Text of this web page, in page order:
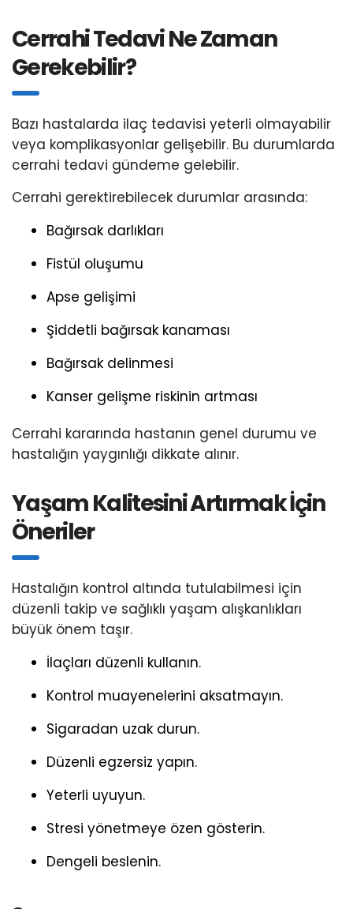
Cerrahi Tedavi Ne Zaman
Gerekebilir?
Bazı hastalarda ilaç tedavisi yeterli olmayabilir
veya komplikasyonlar gelişebilir. Bu durumlarda
cerrahi tedavi gündeme gelebilir.
Cerrahi gerektirebilecek durumlar arasında:
Bağırsak darlıkları
Fistül oluşumu
Apse gelişimi
Şiddetli bağırsak kanaması
Bağırsak delinmesi
Kanser gelişme riskinin artması
Cerrahi kararında hastanın genel durumu ve
hastalığın yaygınlığı dikkate alınır.
Yaşam Kalitesini Artırmak İçin
Öneriler
Hastalığın kontrol altında tutulabilmesi için
düzenli takip ve sağlıklı yaşam alışkanlıkları
büyük önem taşır.
İlaçları düzenli kullanın.
Kontrol muayenelerini aksatmayın.
Sigaradan uzak durun.
Düzenli egzersiz yapın.
Yeterli uyuyun.
Stresi yönetmeye özen gösterin.
Dengeli beslenin.